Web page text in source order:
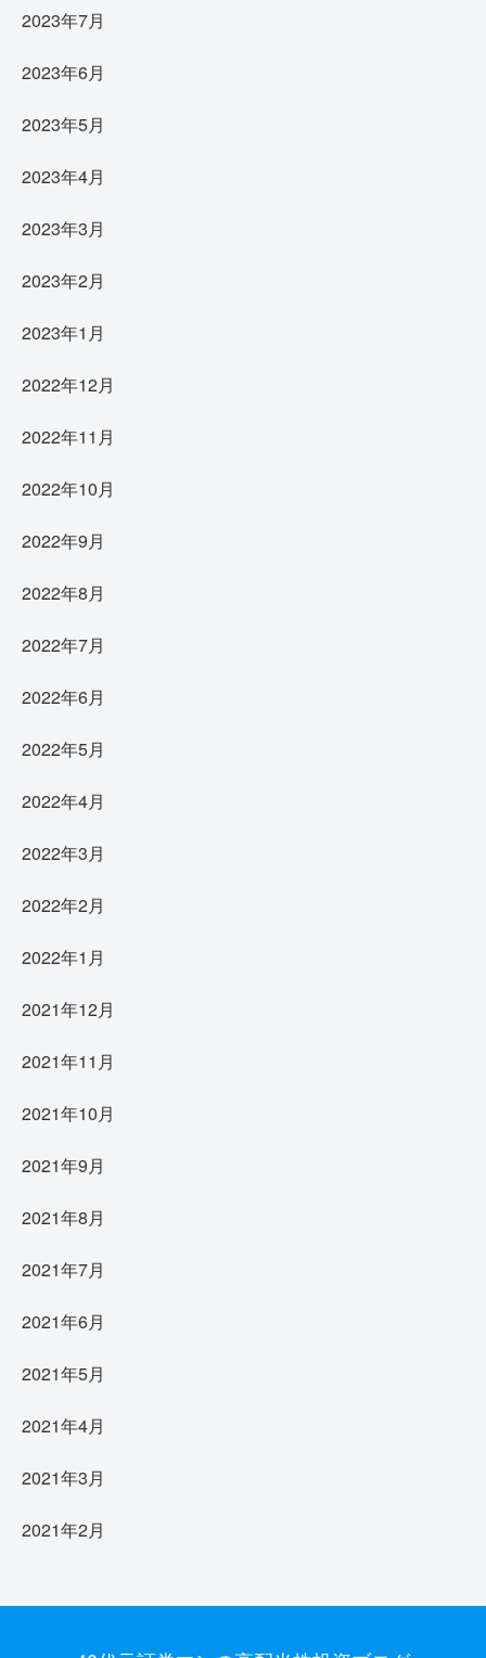
2023年7月
2023年6月
2023年5月
2023年4月
2023年3月
2023年2月
2023年1月
2022年12月
2022年11月
2022年10月
2022年9月
2022年8月
2022年7月
2022年6月
2022年5月
2022年4月
2022年3月
2022年2月
2022年1月
2021年12月
2021年11月
2021年10月
2021年9月
2021年8月
2021年7月
2021年6月
2021年5月
2021年4月
2021年3月
2021年2月